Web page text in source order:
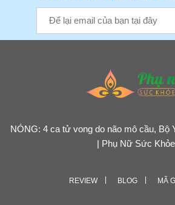
NÓNG: 4 ca tử vong do não mô cầu, Bộ
| Phụ Nữ Sức Khỏe
REVIEW BLOG MÃ